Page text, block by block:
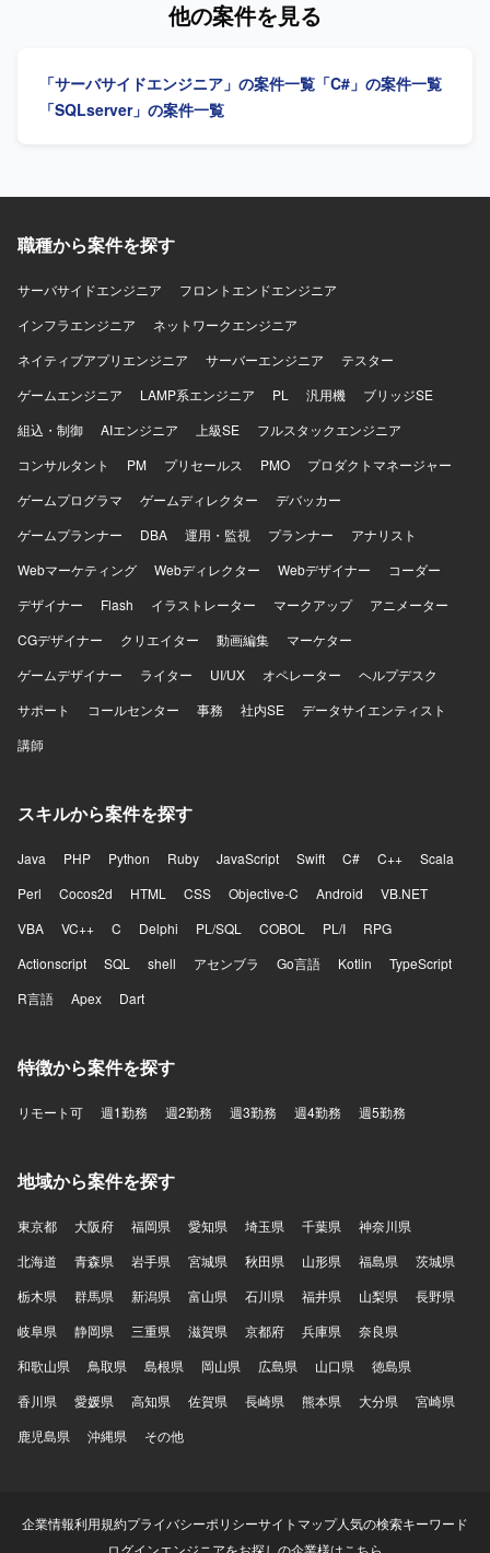
Server を使用し、開発ツールとしてVisualStudio2017およ
ことで、専門性の高い業務経験を積むことができます。
他の案件を見る
「サーバサイドエンジニア」の案件一覧 「C#」の案件一覧
「SQLserver」の案件一覧
職種から案件を探す
サーバサイドエンジニア
フロントエンドエンジニア
インフラエンジニア
ネットワークエンジニア
ネイティブアプリエンジニア
サーバーエンジニア
テスター
ゲームエンジニア
LAMP系エンジニア PL 汎用機
ブリッジSE
組込・制御
AIエンジニア 上級SE
フルスタックエンジニア
コンサルタント
PM プリセールス PMO
プロダクトマネージャー
ゲームプログラマ
ゲームディレクター
デバッカー
ゲームプランナー
DBA 運用・監視 プランナー
アナリスト
Webマーケティング
Webディレクター Webデザイナー
コーダー
デザイナー
Flash イラストレーター マークアップ
アニメーター
CGデザイナー
クリエイター 動画編集
マーケター
ゲームデザイナー
ライター UI/UX オペレーター
ヘルプデスク
サポート
コールセンター 事務 社内SE
データサイエンティスト
講師
スキルから案件を探す
Java PHP Python Ruby JavaScript Swift C# C++
Scala
Perl
Cocos2d HTML CSS Objective-C Android
VB.NET
VBA
VC++ C Delphi PL/SQL COBOL PL/I
RPG
Actionscript
SQL shell アセンブラ Go言語 Kotlin
TypeScript
R言語
Apex Dart
特徴から案件を探す
リモート可 週1勤務 週2勤務 週3勤務 週4勤務 週5勤務
地域から案件を探す
東京都 大阪府 福岡県 愛知県 埼玉県 千葉県
神奈川県
北海道
青森県 岩手県 宮城県 秋田県 山形県 福島県
茨城県
栃木県
群馬県 新潟県 富山県 石川県 福井県 山梨県
長野県
岐阜県
静岡県 三重県 滋賀県 京都府 兵庫県
奈良県
和歌山県
鳥取県 島根県 岡山県 広島県 山口県
徳島県
香川県
愛媛県 高知県 佐賀県 長崎県 熊本県 大分県
宮崎県
鹿児島県
沖縄県 その他
企業情報利用規約プライバシーポリシーサイトマップ人気の検索キーワード
ログインエンジニアをお探しの企業様はこちら